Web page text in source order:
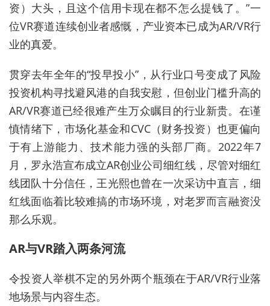
资）大头，且这个信用卡现在都不怎么提钱了。”一
位VR赛道连续创业者感慨，产业资本已成为AR/VR行
业的真爱。
贯穿去年全年的“投早投小”，从行业口号变成了风险
投资机构寻找避风港的自我安慰，但创业门槛升高的
AR/VR赛道已经很难产生万众瞩目的行业新贵。在谨
慎情绪下，市场化基金和CVC（财务投资）也更偏向
于有上游能力、技术能力强的头部厂商。2022年7
月，罗永浩宣布成立AR创业公司细红线，尽管对细红
线团队十分信任，王光熙也曾在一次采访中直言，细
红线面临着比较难搞的市场环境，对老罗而言融资没
那么乐观。
AR与VR踏入两条河流
令投资人举棋不定的另外两个瓶颈在于AR/VR行业落
地场景与内容生态。